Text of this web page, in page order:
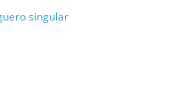
singular